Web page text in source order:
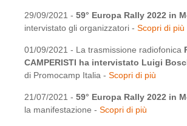
29/09/2021 - 59° Europa Rally 2022 in
intervistato gli organizzatori - Scopri di più
01/09/2021 - La trasmissione radiofonica
CAMPERISTI ha intervistato Luigi
di Promocamp Italia - Scopri di più
21/07/2021 - 59° Europa Rally 2022 in
la manifestazione - Scopri di più